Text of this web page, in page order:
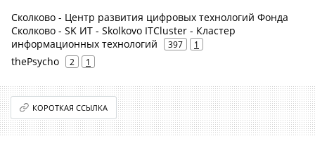
Сколково - Центр развития цифровых технологий Фонда
Сколково - SK ИТ - Skolkovo ITCluster - Кластер
информационных технологий
397 1
thePsycho 2 1
КОРОТКАЯ ССЫЛКА